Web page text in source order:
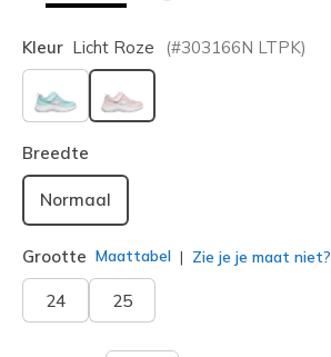
Kleur Licht Roze (#303166N LTPK)
geselecteerd
Breedte
Normaal
Grootte Maattabel Zie je je maat niet?
24 25